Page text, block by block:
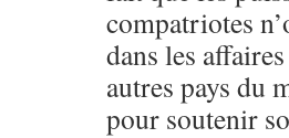
compatriotes
dans les
autres pays du
pour soutenir